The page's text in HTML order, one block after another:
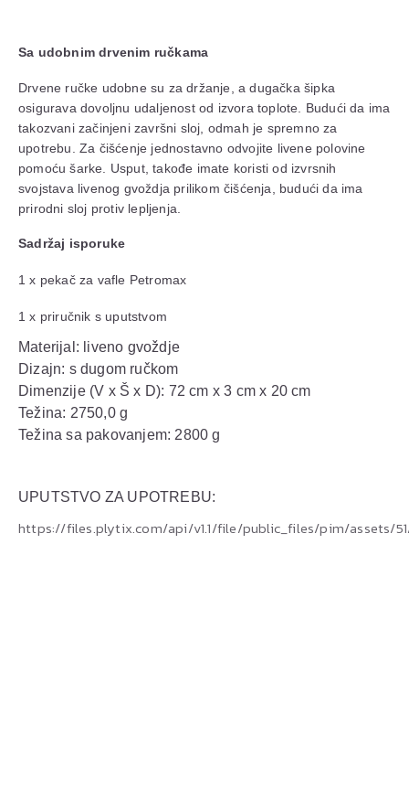
Sa udobnim drvenim ručkama
Drvene ručke udobne su za držanje, a dugačka šipka
osigurava dovoljnu udaljenost od izvora toplote. Budući da ima
takozvani začinjeni završni sloj, odmah je spremno za
upotrebu. Za čišćenje jednostavno odvojite livene polovine
pomoću šarke. Usput, takođe imate koristi od izvrsnih
svojstava livenog gvoždja prilikom čišćenja, budući da ima
prirodni sloj protiv lepljenja.
Sadržaj isporuke
1 x pekač za vafle Petromax
1 x priručnik s uputstvom
Materijal: liveno gvoždje
Dizajn: s dugom ručkom
Dimenzije (V x Š x D): 72 cm x 3 cm x 20 cm
Težina: 2750,0 g
Težina sa pakovanjem: 2800 g
UPUTSTVO ZA UPOTREBU:
https://files.plytix.com/api/v1.1/file/public_files/pim/assets/